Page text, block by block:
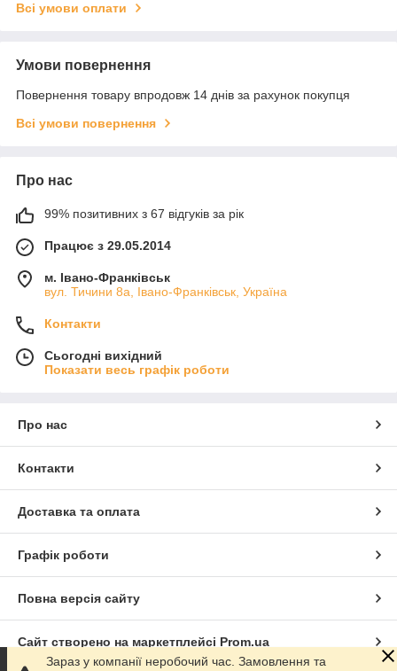
Всі умови оплати
Умови повернення
Повернення товару впродовж 14 днів за рахунок покупця
Всі умови повернення
Про нас
99% позитивних з 67 відгуків за рік
Працює з 29.05.2014
м. Івано-Франківськ
вул. Тичини 8а, Івано-Франківськ, Україна
Контакти
Сьогодні вихідний
Показати весь графік роботи
Про нас
Контакти
Доставка та оплата
Графік роботи
Повна версія сайту
Сайт створено на маркетплейсі Prom.ua
Зараз у компанії неробочий час. Замовлення та